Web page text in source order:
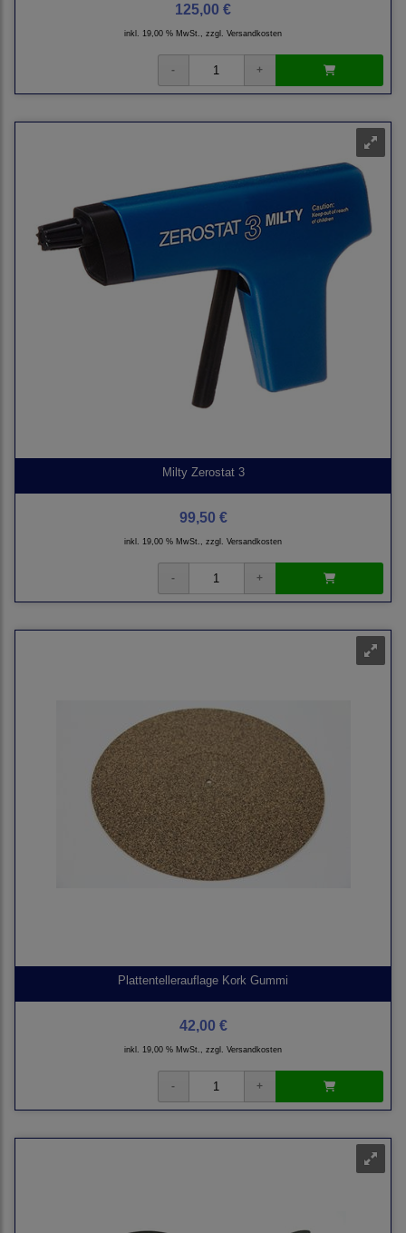
125,00 €
inkl. 19,00 % MwSt., zzgl. Versandkosten
Milty Zerostat 3
99,50 €
inkl. 19,00 % MwSt., zzgl. Versandkosten
Plattentellerauflage Kork Gummi
42,00 €
inkl. 19,00 % MwSt., zzgl. Versandkosten